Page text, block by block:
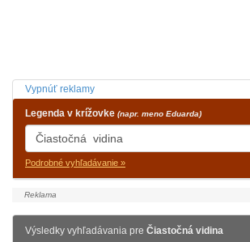
Vypnúť reklamy
Legenda v krížovke (napr. meno Eduarda)
Podrobné vyhľadávanie »
Výsledky vyhľadávania pre Čiastočná vidina